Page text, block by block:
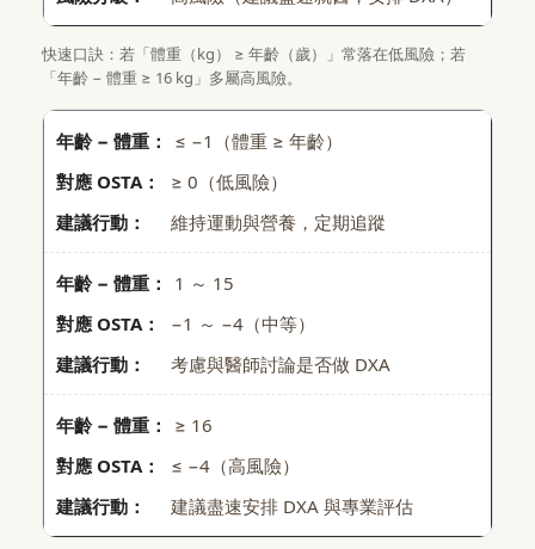
快速口訣：若「體重（kg） ≥ 年齡（歲）」常落在低風險；若
「年齡 − 體重 ≥ 16 kg」多屬高風險。
≤ −1（體重 ≥ 年齡）
≥ 0（低風險）
維持運動與營養，定期追蹤
1 ～ 15
−1 ～ −4（中等）
考慮與醫師討論是否做 DXA
≥ 16
≤ −4（高風險）
建議盡速安排 DXA 與專業評估